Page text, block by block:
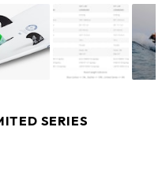
SERIES